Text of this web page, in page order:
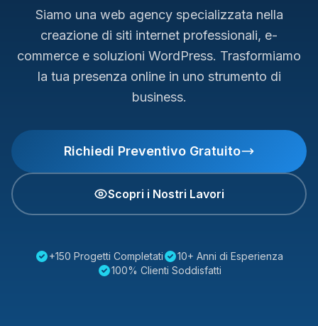
Siamo una web agency specializzata nella
creazione di siti internet professionali, e-
commerce e soluzioni WordPress. Trasformiamo
la tua presenza online in uno strumento di
business.
Richiedi Preventivo Gratuito
Scopri i Nostri Lavori
+150 Progetti Completati
10+ Anni di Esperienza
100% Clienti Soddisfatti